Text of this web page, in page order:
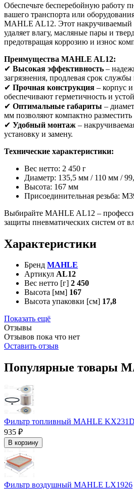
Обеспечьте бесперебойную работу
вашего транспорта или
MAHLE AL12. Этот накручиваемый
удаляет влагу, масляные пары и
предотвращая коррозию и износ
Преимущества MAHLE AL12:
✔ Высокая эффективность –
загрязнения, продлевая срок
✔ Прочная конструкция – корпус
обеспечивают герметичность и
✔ Оптимальные габариты –
мм позволяют компактно
✔ Удобный монтаж –
установку и замену.
Технические характеристики:
Вес нетто: 2 450 г
Диаметр: 135,5 мм / 110 мм /
Высота: 167 мм
Присоединительная резьба:
Выбирайте MAHLE AL12 –
защиты пневматических систем от
Характеристики
Бренд MAHLE
Артикул AL12
Вес нетто [г] 2 450
Высота [мм] 167
Высота упаковки [см] 17,8
Показать ещё
Отзывы
Отзывов пока что нет
Оставить отзыв
Популярные товары
Фильтр топливный MAHLE KX231D
935 ₽
В корзину
Фильтр воздушный MAHLE LX1926